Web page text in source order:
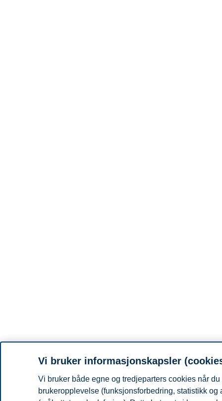
Vi bruker informasjonskapsler
Vi bruker både egne og tredjeparters cookies når
brukeropplevelse (funksjonsforbedring, statistikk